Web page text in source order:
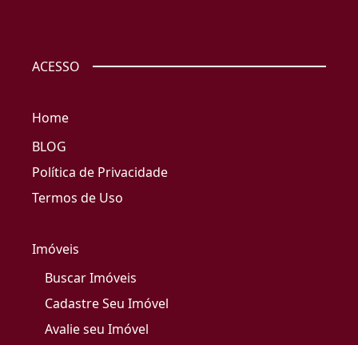
ACESSO
Home
BLOG
Política de Privacidade
Termos de Uso
Imóveis
Buscar Imóveis
Cadastre Seu Imóvel
Avalie seu Imóvel